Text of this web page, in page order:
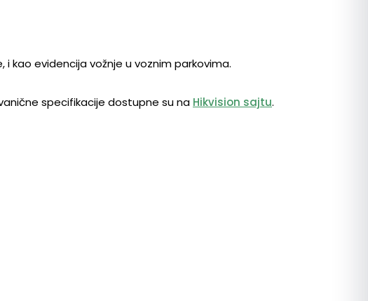
i kao evidencija vožnje u voznim parkovima.
specifikacije dostupne su na Hikvision sajtu.